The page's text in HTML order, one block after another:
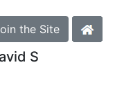
the Site
S